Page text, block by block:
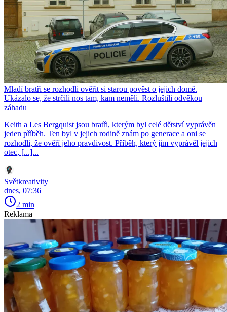
Mladí bratři se rozhodli ověřit si starou pověst o jejich domě.
Ukázalo se, že strčili nos tam, kam neměli. Rozluštili odvěkou
záhadu
Keith a Les Bergquist jsou bratři, kterým byl celé dětství vyprávěn
jeden příběh. Ten byl v jejich rodině znám po generace a oni se
rozhodli, že ověří jeho pravdivost. Příběh, který jim vyprávěl jejich
otec, [...]...
Světkreativity
dnes, 07:36
2 min
Reklama